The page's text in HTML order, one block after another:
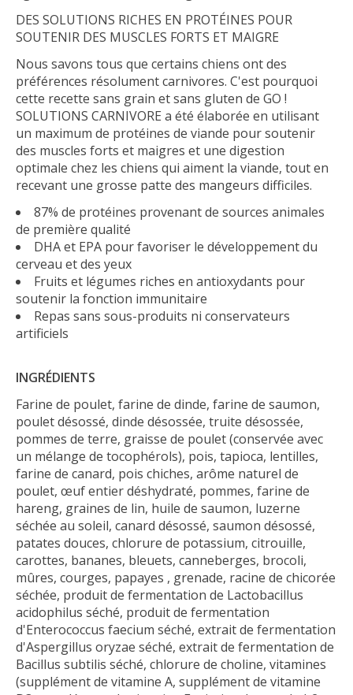
DES SOLUTIONS RICHES EN PROTÉINES POUR
SOUTENIR DES MUSCLES FORTS ET MAIGRE
Nous savons tous que certains chiens ont des
préférences résolument carnivores. C'est pourquoi
cette recette sans grain et sans gluten de GO !
SOLUTIONS CARNIVORE a été élaborée en utilisant
un maximum de protéines de viande pour soutenir
des muscles forts et maigres et une digestion
optimale chez les chiens qui aiment la viande, tout en
recevant une grosse patte des mangeurs difficiles.
87% de protéines provenant de sources animales
de première qualité
DHA et EPA pour favoriser le développement du
cerveau et des yeux
Fruits et légumes riches en antioxydants pour
soutenir la fonction immunitaire
Repas sans sous-produits ni conservateurs
artificiels
INGRÉDIENTS
Farine de poulet, farine de dinde, farine de saumon,
poulet désossé, dinde désossée, truite désossée,
pommes de terre, graisse de poulet (conservée avec
un mélange de tocophérols), pois, tapioca, lentilles,
farine de canard, pois chiches, arôme naturel de
poulet, œuf entier déshydraté, pommes, farine de
hareng, graines de lin, huile de saumon, luzerne
séchée au soleil, canard désossé, saumon désossé,
patates douces, chlorure de potassium, citrouille,
carottes, bananes, bleuets, canneberges, brocoli,
mûres, courges, papayes , grenade, racine de chicorée
séchée, produit de fermentation de Lactobacillus
acidophilus séché, produit de fermentation
d'Enterococcus faecium séché, extrait de fermentation
d'Aspergillus oryzae séché, extrait de fermentation de
Bacillus subtilis séché, chlorure de choline, vitamines
(supplément de vitamine A, supplément de vitamine